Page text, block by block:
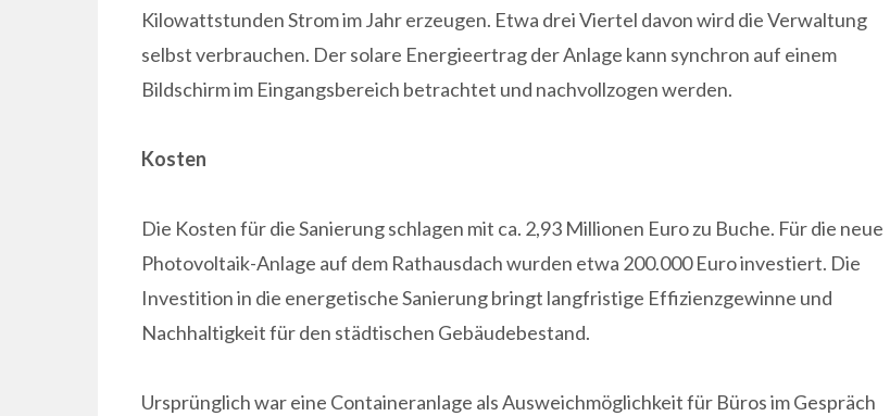
Kilowattstunden Strom im Jahr erzeugen. Etwa drei Viertel davon wird die Verwaltung
selbst verbrauchen. Der solare Energieertrag der Anlage kann synchron auf einem
Bildschirm im Eingangsbereich betrachtet und nachvollzogen werden.
Kosten
Die Kosten für die Sanierung schlagen mit ca. 2,93 Millionen Euro zu Buche. Für die neue
Photovoltaik-Anlage auf dem Rathausdach wurden etwa 200.000 Euro investiert. Die
Investition in die energetische Sanierung bringt langfristige Effizienzgewinne und
Nachhaltigkeit für den städtischen Gebäudebestand.
Ursprünglich war eine Containeranlage als Ausweichmöglichkeit für Büros im Gespräch